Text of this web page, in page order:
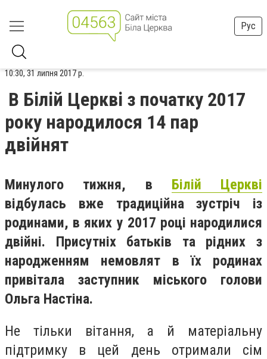
Рус
10:30, 31 липня 2017 р.
В Білій Церкві з початку 2017
року народилося 14 пар
двійнят
Минулого тижня, в Білій Церкві
відбулась вже традиційна зустріч із
родинами, в яких у 2017 році народилися
двійні. Присутніх батьків та рідних з
народженням немовлят в їх родинах
привітала заступник міського голови
Ольга Настіна.
Не тільки вітання, а й матеріальну
підтримку в цей день отримали сім